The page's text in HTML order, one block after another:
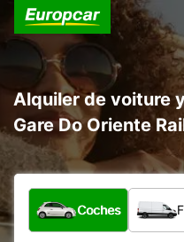
Alquiler de voiture
Gare Do Oriente
¿Qué tipo de vehículo?
Coches